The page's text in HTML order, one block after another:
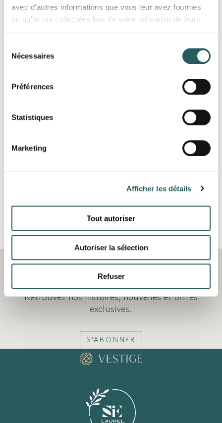
avec d'autres informations que vous leur avez fournies
ou qu'ils ont collectées lors de votre utilisation de leurs
Nécessaires
Préférences
Statistiques
Marketing
Afficher les détails
Tout autoriser
Autoriser la sélection
Refuser
AUTRES CHAMBRES
VESTIGE JOURNAL
Retrouvez nos histoires, nouvelles et offres
exclusives.
S'ABONNER